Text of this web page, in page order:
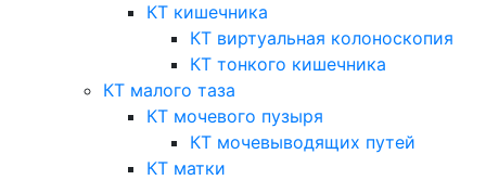
КТ кишечника
КТ виртуальная колоноскопия
КТ тонкого кишечника
КТ малого таза
КТ мочевого пузыря
КТ мочевыводящих путей
КТ матки